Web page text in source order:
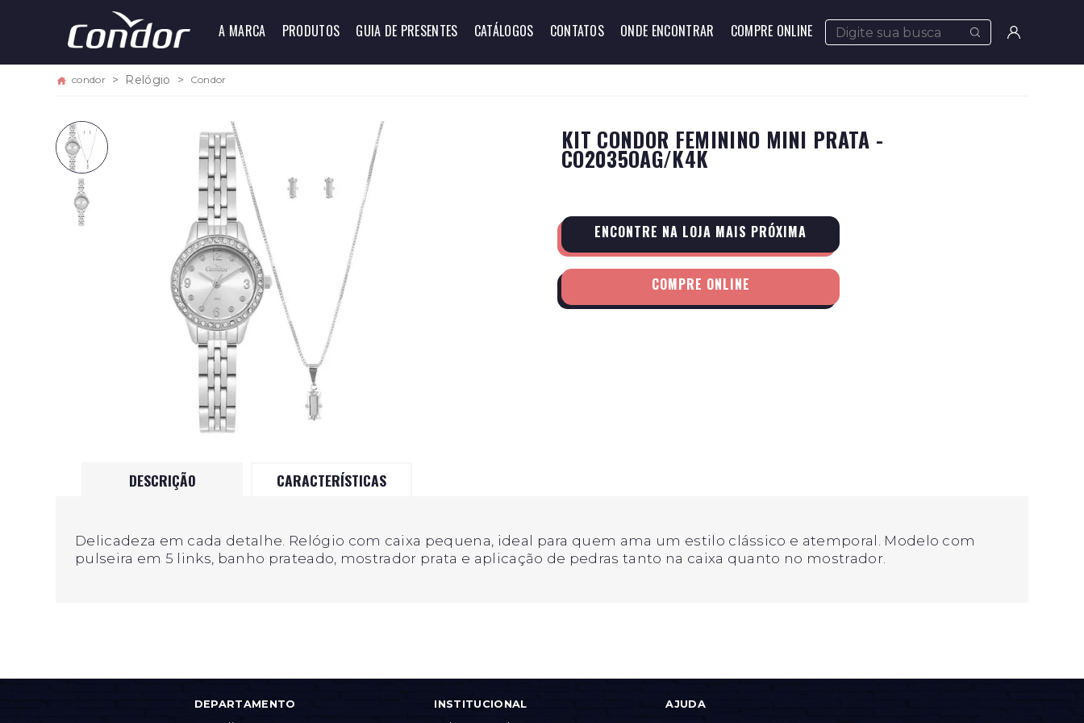
A MARCA PRODUTOS GUIA DE PRESENTES CATÁLOGOS CONTATOS ONDE ENCONTRAR COMPRE ONLINE
condor Relógio Condor
KIT CONDOR FEMININO MINI PRATA -
CO2035OAG/K4K
ENCONTRE NA LOJA MAIS PRÓXIMA
COMPRE ONLINE
DESCRIÇÃO CARACTERÍSTICAS
Delicadeza em cada detalhe. Relógio com caixa pequena, ideal para quem ama um estilo clássico e atemporal. Modelo com
pulseira em 5 links, banho prateado, mostrador prata e aplicação de pedras tanto na caixa quanto no mostrador.
DEPARTAMENTO
INSTITUCIONAL
AJUDA